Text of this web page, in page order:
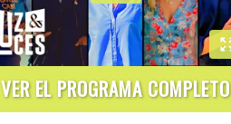
VER EL PROGRAMA COMPLETO